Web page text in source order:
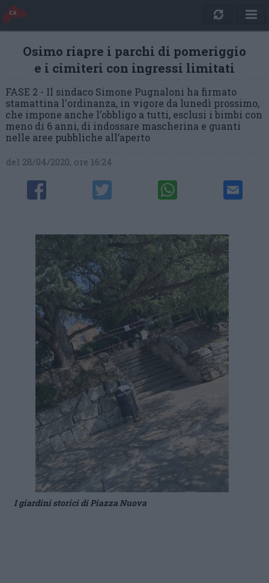
Osimo riapre i parchi di pomeriggio
e i cimiteri con ingressi limitati
FASE 2 - Il sindaco Simone Pugnaloni ha firmato
stamattina l'ordinanza, in vigore da lunedì prossimo,
che impone anche l’obbligo a tutti, esclusi i bimbi con
meno di 6 anni, di indossare mascherina e guanti
nelle aree pubbliche all’aperto
del 28/04/2020, ore 16:24
I giardini storici di Piazza Nuova